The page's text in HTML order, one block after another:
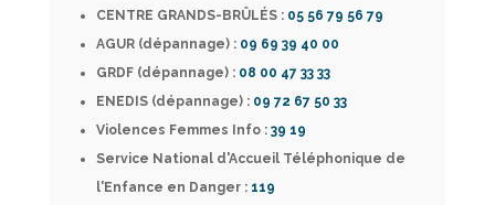
CENTRE GRANDS-BRÛLÉS : 05 56 79 56 79
AGUR (dépannage) : 09 69 39 40 00
GRDF (dépannage) : 08 00 47 33 33
ENEDIS (dépannage) : 09 72 67 50 33
Violences Femmes Info : 39 19
Service National d'Accueil Téléphonique de
l'Enfance en Danger : 119